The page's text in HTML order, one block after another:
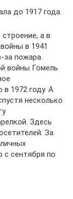
до 1917 года.
а в
в 1941
за пожара.
войны Гомель
1972 году. А
несколько
Здесь
За
с сентября по